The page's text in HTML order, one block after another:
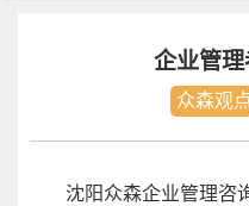
企业管
众森观
沈阳众森企业管理咨